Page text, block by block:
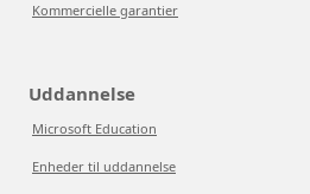
Kommercielle garantier
Uddannelse
Microsoft Education
Enheder til uddannelse